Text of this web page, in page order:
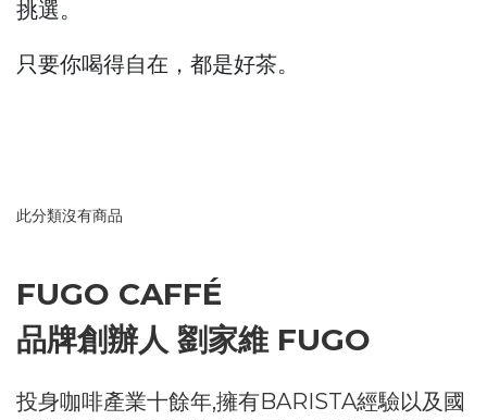
挑選。
只要你喝得自在，都是好茶。
此分類沒有商品
FUGO CAFFÉ
品牌創辦人 劉家維 FUGO
投身咖啡產業十餘年,擁有BARISTA經驗以及國